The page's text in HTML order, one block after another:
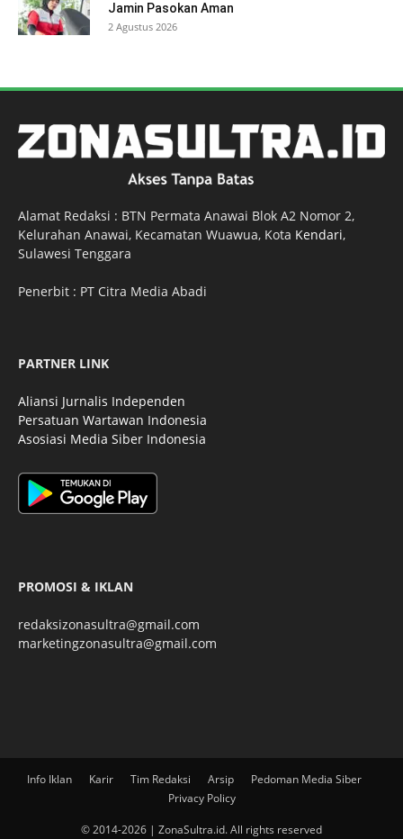
Jamin Pasokan Aman
2 Agustus 2026
Alamat Redaksi : BTN Permata Anawai Blok A2 Nomor 2,
Kelurahan Anawai, Kecamatan Wuawua, Kota Kendari,
Sulawesi Tenggara
Penerbit : PT Citra Media Abadi
PARTNER LINK
Aliansi Jurnalis Independen
Persatuan Wartawan Indonesia
Asosiasi Media Siber Indonesia
PROMOSI & IKLAN
redaksizonasultra@gmail.com
marketingzonasultra@gmail.com
Info Iklan Karir Tim Redaksi Arsip
Pedoman Media Siber
Privacy Policy
© 2014-2026 | ZonaSultra.id. All rights reserved